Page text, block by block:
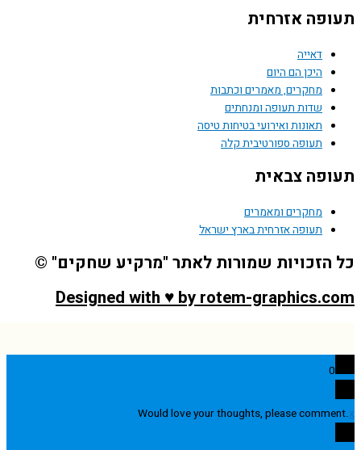
אזרחית
דאייה
היכן הם היום
מחקרים, מאמרים וכתבות
שדות תעופה ומנחתים
תאונות ואירועי בטיחות טיסה
תעופה ספורטיבית קלה
צבאית
מחקרים ומאמרים
תעופה אזרחית בארץ ישראל
שמורות לאתר "מרקיע שחקים" ©
Designed with ♥ by rotem-
Would love your thoughts, please